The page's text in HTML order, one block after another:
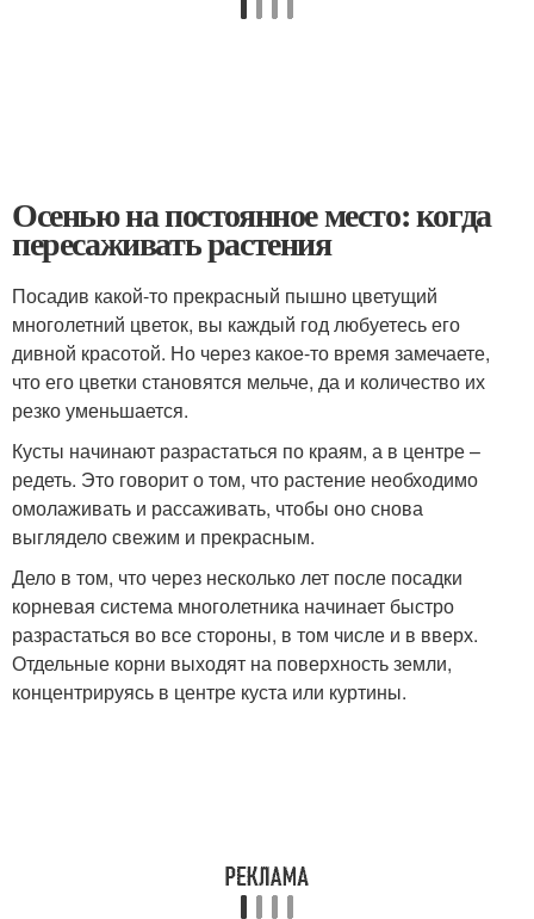
Осенью на постоянное место: когда
пересаживать растения
Посадив какой-то прекрасный пышно цветущий
многолетний цветок, вы каждый год любуетесь его
дивной красотой. Но через какое-то время замечаете,
что его цветки становятся мельче, да и количество их
резко уменьшается.
Кусты начинают разрастаться по краям, а в центре –
редеть. Это говорит о том, что растение необходимо
омолаживать и рассаживать, чтобы оно снова
выглядело свежим и прекрасным.
Дело в том, что через несколько лет после посадки
корневая система многолетника начинает быстро
разрастаться во все стороны, в том числе и в вверх.
Отдельные корни выходят на поверхность земли,
концентрируясь в центре куста или куртины.